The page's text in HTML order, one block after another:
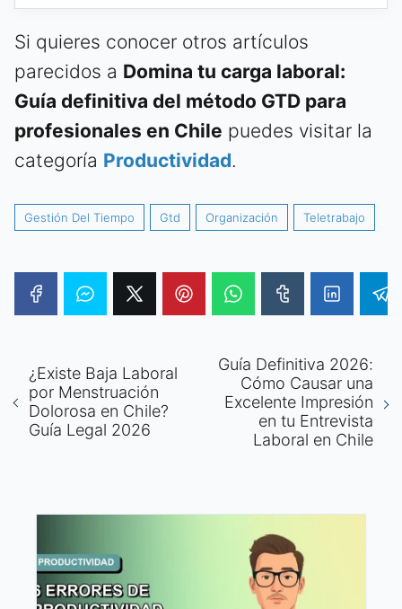
Si quieres conocer otros artículos
parecidos a Domina tu carga laboral:
Guía definitiva del método GTD para
profesionales en Chile puedes visitar la
categoría Productividad.
Gestión Del Tiempo Gtd Organización Teletrabajo
¿Existe Baja Laboral
por Menstruación
Dolorosa en Chile?
Guía Legal 2026
Guía Definitiva 2026:
Cómo Causar una
Excelente Impresión
en tu Entrevista
Laboral en Chile